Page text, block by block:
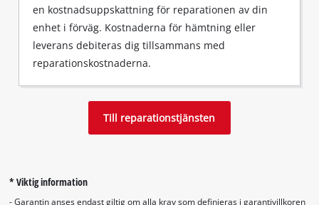
en kostnadsuppskattning för reparationen av din
enhet i förväg. Kostnaderna för hämtning eller
leverans debiteras dig tillsammans med
reparationskostnaderna.
Till reparationstjänsten
* Viktig information
- Garantin anses endast giltig om alla krav som definieras i garantivillkoren